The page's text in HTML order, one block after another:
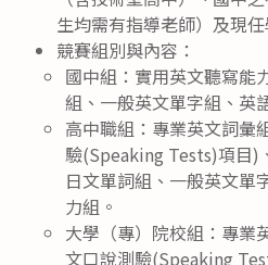
生均需有指導老師）及現任
競賽組別與內容：
國中組：實用英文聽寫能
組、一般英文單字組、英
高中職組：專業英文詞彙
驗(Speaking Tests)項目)
日文單詞組、一般英文單
力組。
大學（專）院校組：專業
文口說測驗(Speaking